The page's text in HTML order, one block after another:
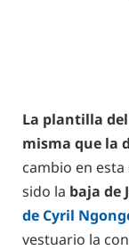
La plantilla
misma que la
cambio en
sido la baja de
de Cyril
vestuario la